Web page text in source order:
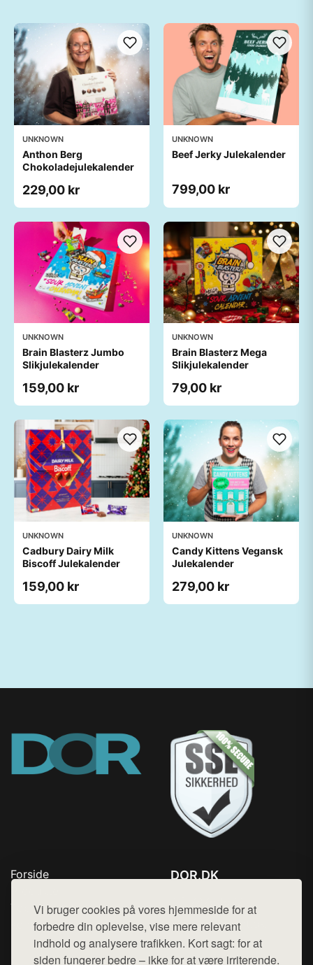
Vi bruger cookies på vores hjemmeside for at
forbedre din oplevelse, vise mere relevant
indhold og analysere trafikken. Kort sagt: for at
siden fungerer bedre – ikke for at være irriterende.
UNKNOWN
Anthon Berg
Chokoladejulekalender
229,00 kr
UNKNOWN
Beef Jerky Julekalender
799,00 kr
UNKNOWN
Brain Blasterz Jumbo
Slikjulekalender
159,00 kr
UNKNOWN
Brain Blasterz Mega
Slikjulekalender
79,00 kr
UNKNOWN
Cadbury Dairy Milk
Biscoff Julekalender
159,00 kr
UNKNOWN
Candy Kittens Vegansk
Julekalender
279,00 kr
Forside
Top Rabatter
Kontakt
DOR.DK
Mail: hej@want.dk
Cookie- og privatlivspolitik